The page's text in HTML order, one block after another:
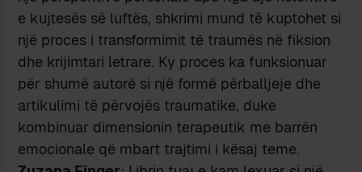
e kujtesës së luftës, shkrimi mund të kuptohet si
një proces i transformimit të traumës në fiksion
dhe krijimtari letrare. Ky proces ka funksionuar
për shumë autorë si një formë përballjeje dhe
artikulimi të përvojës traumatike, duke
kombinuar dimensionin terapeutik me barrën
emocionale që mbart trajtimi i kësaj teme.